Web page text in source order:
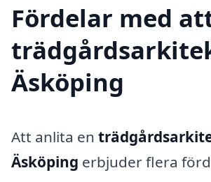
Fördelar med
Äsköping
Att anlita en
Äsköping erbjuder flera